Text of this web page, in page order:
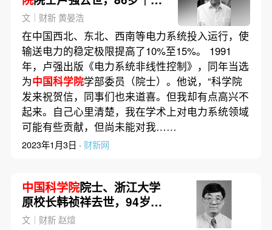
闻
文｜财新 黄晏浩
在中国西北、东北、西南等电力系统投入运行，使
输送电力的稳定极限提高了10%至15%。 1991
年，卢强出版《电力系统非线性控制》，同年当选
为中国科学院学部委员（院士）。他说，“科学院
发来祝贺信，同事们也来道喜。但我却有点高兴不
起来。自己心里清楚，我在学术上对电力系统领域
可能有些贡献，但尚未能对我……
2023年1月3日 · 财新网
中国科学院院士、浙江大学
原校长韩祯祥去世，94岁｜
讣闻
文｜财新 赵煊